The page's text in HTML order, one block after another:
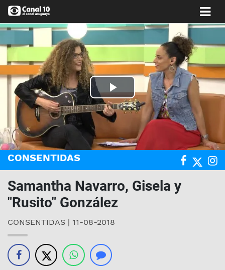
Play
Video
CONSENTIDAS
Samantha Navarro, Gisela y
"Rusito" González
CONSENTIDAS | 11-08-2018